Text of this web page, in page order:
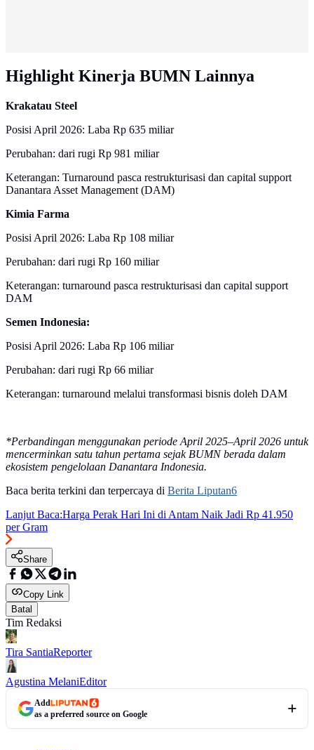
Highlight Kinerja BUMN Lainnya
Krakatau Steel
Posisi April 2026: Laba Rp 635 miliar
Perubahan: dari rugi Rp 981 miliar
Keterangan: Turnaround pasca restrukturisasi dan capital support
Danantara Asset Management (DAM)
Kimia Farma
Posisi April 2026: Laba Rp 108 miliar
Perubahan: dari rugi Rp 160 miliar
Keterangan: turnaround pasca restrukturisasi dan capital support
DAM
Semen Indonesia:
Posisi April 2026: Laba Rp 106 miliar
Perubahan: dari rugi Rp 66 miliar
Keterangan: turnaround melalui transformasi bisnis doleh DAM
*Perbandingan menggunakan periode April 2025–April 2026 untuk
mencerminkan satu tahun pertama sejak BUMN berada dalam
ekosistem pengelolaan Danantara Indonesia.
Baca berita terkini dan terpercaya di Berita Liputan6
Lanjut Baca:Harga Perak Hari Ini di Antam Naik Jadi Rp 41.950
per Gram
Share
Copy Link
Batal
Tim Redaksi
Tira SantiaReporter
Agustina MelaniEditor
Add
as a preferred source on Google